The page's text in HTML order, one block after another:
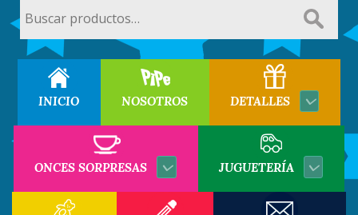
por:
INICIO NOSOTROS DETALLES
ONCES SORPRESAS JUGUETERÍA